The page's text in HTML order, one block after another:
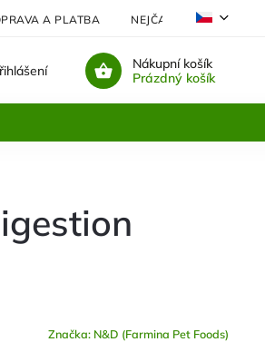
A PLATBA NEJČASTĚJI KLADENÉ
Nákupní košík
Prázdný košík
Značka: N&D (Farmina Pet Foods)